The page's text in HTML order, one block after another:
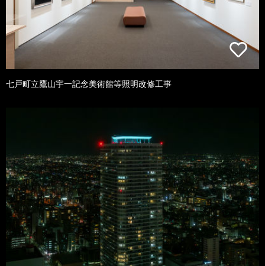
七戸町立鷹山宇一記念美術館等照明改修工事